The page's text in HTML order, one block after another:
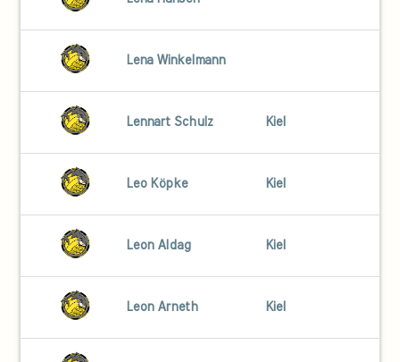
Lena Winkelmann
Lennart Schulz Kiel
Leo Köpke Kiel
Leon Aldag Kiel
Leon Arneth Kiel